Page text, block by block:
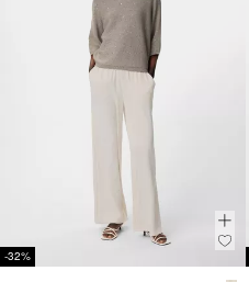
-32%